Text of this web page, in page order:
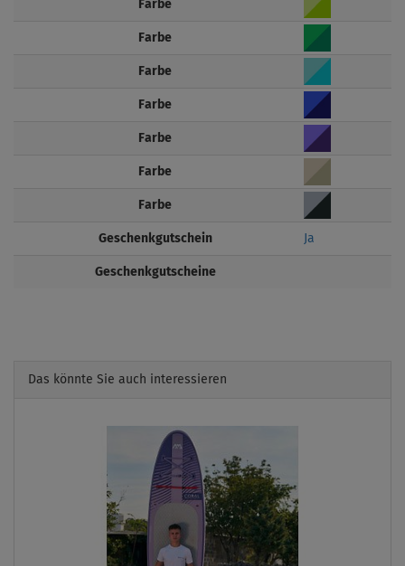
Farbe
Farbe
Farbe
Farbe
Farbe
Farbe
Farbe
Geschenkgutschein Ja
Geschenkgutscheine
Das könnte Sie auch interessieren